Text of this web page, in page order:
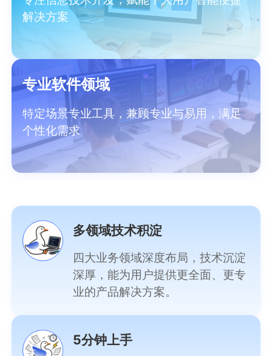
解决方案
专业软件领域
特定场景专业工具，兼顾专业与易用，满足
个性化需求
多领域技术积淀
四大业务领域深度布局，技术沉淀
深厚，能为用户提供更全面、更专
业的产品解决方案。
5分钟上手